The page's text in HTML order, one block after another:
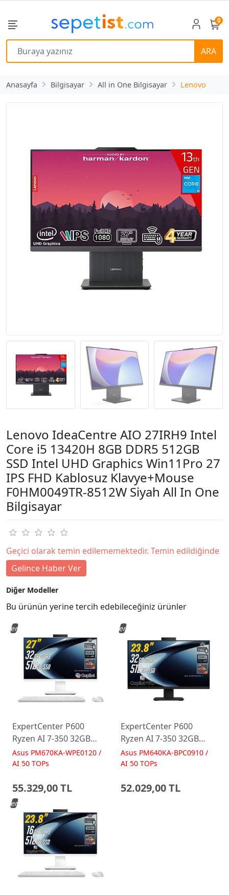
ARA
0
Anasayfa Bilgisayar All in One Bilgisayar Lenovo
Lenovo IdeaCentre AIO 27IRH9 Intel
Core i5 13420H 8GB DDR5 512GB
SSD Intel UHD Graphics Win11Pro 27
IPS FHD Kablosuz Klavye+Mouse
F0HM0049TR-8512W Siyah All In One
Bilgisayar
Geçici olarak temin edilememektedir. Temin edildiğinde
Gelince Haber Ver
Diğer Modeller
Bu ürünün yerine tercih edebileceğiniz ürünler
ExpertCenter P600
Ryzen AI 7-350 32GB
512GB 27 FreeDos Beyaz
AI-Powered AIO
Asus PM670KA-WPE0120 /
AI 50 TOPs
55.329,00 TL
Yeni
ExpertCenter P600
Ryzen AI 7-350 32GB
512GB 23.8 FreeDos
Siyah AI-Powered AIO
Asus PM640KA-BPC0910 /
AI 50 TOPs
52.029,00 TL
Yeni
Yeni